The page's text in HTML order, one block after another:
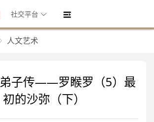
社交平台
人文艺术
子传——罗睺罗（5）最
初的沙弥（下）